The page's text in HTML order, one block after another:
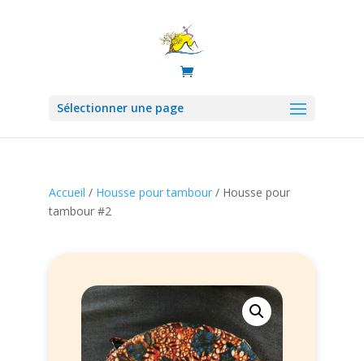
Sélectionner une page
Accueil / Housse pour tambour/ Housse pour
tambour #2